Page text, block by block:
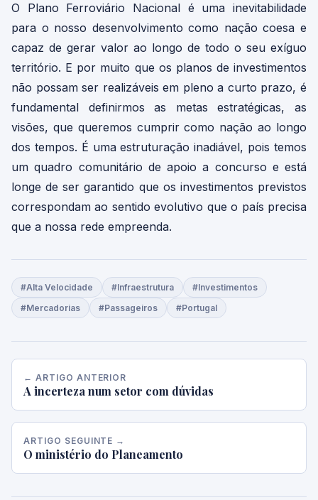
O Plano Ferroviário Nacional é uma inevitabilidade
para o nosso desenvolvimento como nação coesa e
capaz de gerar valor ao longo de todo o seu exíguo
território. E por muito que os planos de investimentos
não possam ser realizáveis em pleno a curto prazo, é
fundamental definirmos as metas estratégicas, as
visões, que queremos cumprir como nação ao longo
dos tempos. É uma estruturação inadiável, pois temos
um quadro comunitário de apoio a concurso e está
longe de ser garantido que os investimentos previstos
correspondam ao sentido evolutivo que o país precisa
que a nossa rede empreenda.
#Alta Velocidade #Infraestrutura
#Investimentos
#Mercadorias
#Passageiros #Portugal
← ARTIGO ANTERIOR
A incerteza num setor com dúvidas
ARTIGO SEGUINTE →
O ministério do Planeamento